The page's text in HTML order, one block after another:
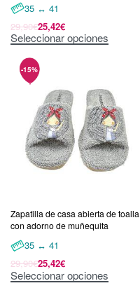
35 ↔ 41
29,90€25,42€
Seleccionar opciones
Zapatilla de casa abierta de toalla
con adorno de muñequita
35 ↔ 41
29,90€25,42€
Seleccionar opciones